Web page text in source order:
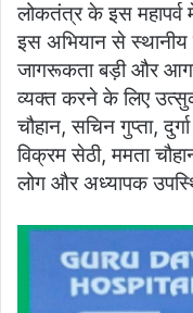
लोकतंत्र के इस महापर्व
इस अभियान से स्थानीय
जागरूकता बड़ी और
व्यक्त करने के लिए
चौहान, सचिन गुप्ता,
विक्रम सेठी, ममता
लोग और अध्यापक